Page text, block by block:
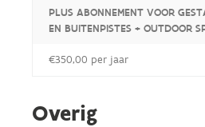
PLUS ABONNEMENT VOOR
EN BUITENPISTES + OUTDOOR
€350,00 per jaar
Overig